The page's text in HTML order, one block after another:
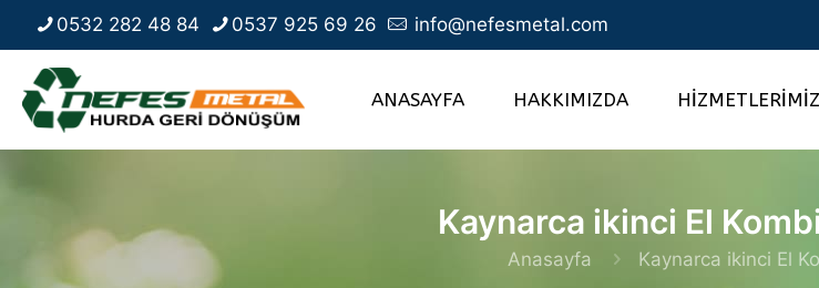
0532 282 48 84 0537 925 69 26 info@nefesmetal.com
ANASAYFA HAKKIMIZDA HİZMETLERİMİZ
Kaynarca ikinci El Kombi
Anasayfa Kaynarca ikinci El